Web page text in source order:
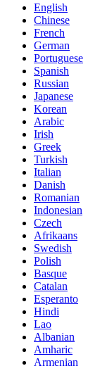
English
Chinese
French
German
Portuguese
Spanish
Russian
Japanese
Korean
Arabic
Irish
Greek
Turkish
Italian
Danish
Romanian
Indonesian
Czech
Afrikaans
Swedish
Polish
Basque
Catalan
Esperanto
Hindi
Lao
Albanian
Amharic
Armenian